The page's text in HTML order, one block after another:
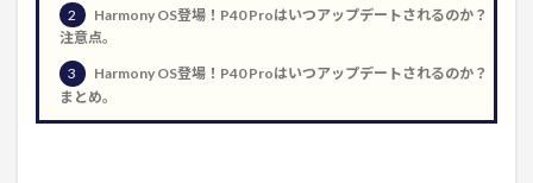
2
Harmony OS登場！P40 Proはいつアップデートされるのか？
注意点。
3
Harmony OS登場！P40 Proはいつアップデートされるのか？
まとめ。